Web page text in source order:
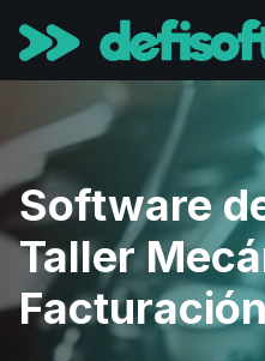
Software
Taller